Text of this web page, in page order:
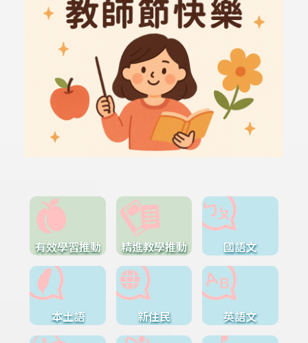
有效學習推動 精進教學推動 國語文
本土語 新住民 英語文